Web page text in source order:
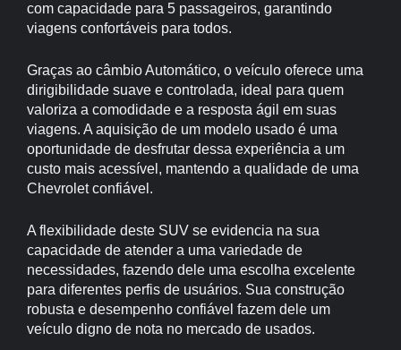
com capacidade para 5 passageiros, garantindo
viagens confortáveis para todos.
Graças ao câmbio Automático, o veículo oferece uma
dirigibilidade suave e controlada, ideal para quem
valoriza a comodidade e a resposta ágil em suas
viagens. A aquisição de um modelo usado é uma
oportunidade de desfrutar dessa experiência a um
custo mais acessível, mantendo a qualidade de uma
Chevrolet confiável.
A flexibilidade deste SUV se evidencia na sua
capacidade de atender a uma variedade de
necessidades, fazendo dele uma escolha excelente
para diferentes perfis de usuários. Sua construção
robusta e desempenho confiável fazem dele um
veículo digno de nota no mercado de usados.